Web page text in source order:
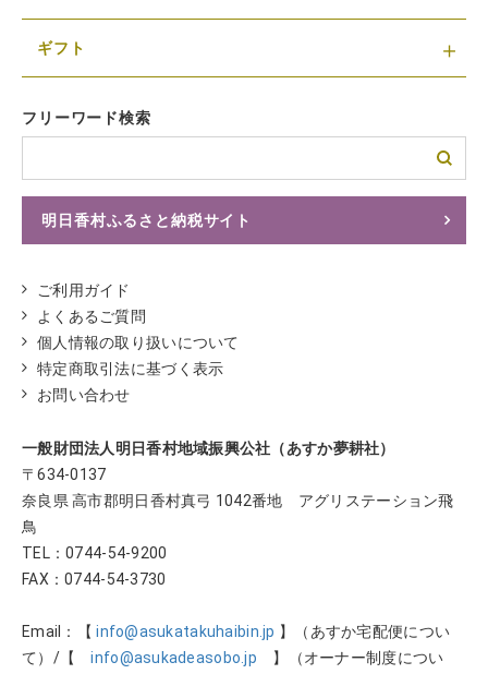
ギフト
フリーワード検索
明日香村ふるさと納税サイト
ご利用ガイド
よくあるご質問
個人情報の取り扱いについて
特定商取引法に基づく表示
お問い合わせ
一般財団法人明日香村地域振興公社（あすか夢耕社）
〒634-0137
奈良県 高市郡明日香村真弓 1042番地 アグリステーション飛
鳥
TEL：0744-54-9200
FAX：0744-54-3730
Email：【info@asukatakuhaibin.jp 】（あすか宅配便につい
て）/【info@asukadeasobo.jp 】（オーナー制度につい